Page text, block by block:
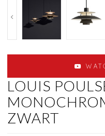
LOUIS
ZWART